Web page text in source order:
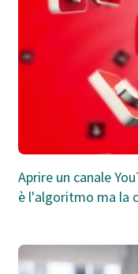
Aprire un canale
è l'algoritmo ma la